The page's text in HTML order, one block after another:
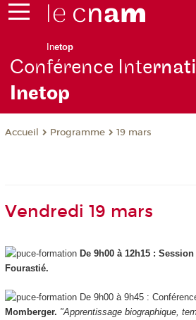
Inetop
Conférence Inte
Inetop
Accueil Programme 19 mars
Vendredi 19 mars
De 9h00 à 12h15 :
Fourastié.
De 9h00 à 9h45 :
Momberger. "Apprentissage biographique,